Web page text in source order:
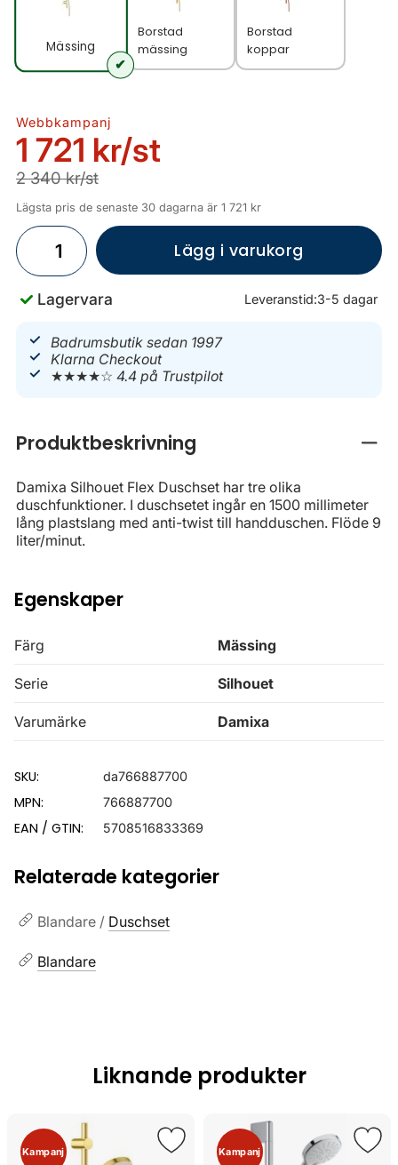
Mässing
Borstad
mässing
Borstad
koppar
Webbkampanj
1 721 kr/st
2 340 kr/st
Lägsta pris de senaste 30 dagarna är 1 721 kr
Lägg i varukorg
Lagervara Leveranstid:3-5 dagar
Badrumsbutik sedan 1997
Klarna Checkout
★★★★☆4.4 på Trustpilot
Produktbeskrivning
Damixa Silhouet Flex Duschset har tre olika
duschfunktioner. I duschsetet ingår en 1500 millimeter
lång plastslang med anti-twist till handduschen. Flöde 9
liter/minut.
Egenskaper
Färg Mässing
Serie Silhouet
Varumärke Damixa
SKU: da766887700
MPN: 766887700
EAN / GTIN: 5708516833369
Relaterade kategorier
Blandare / Duschset
Blandare
Liknande produkter
Kampanj Kampanj